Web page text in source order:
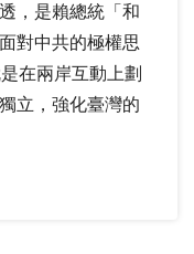
，是賴總統「和
對中共的極權思
在兩岸互動上劃
立，強化臺灣的